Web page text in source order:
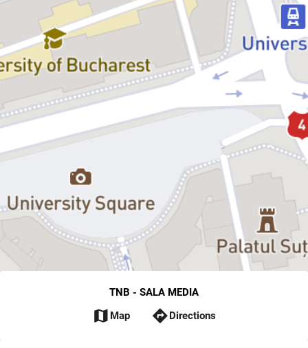
TNB - SALA MEDIA
map Map directionsDirections